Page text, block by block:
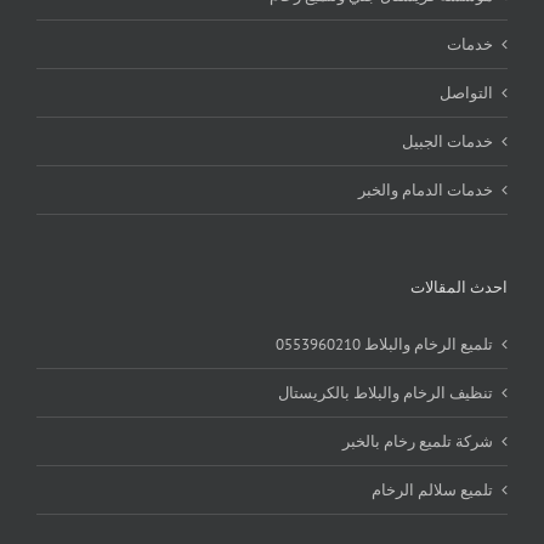
خدمات
التواصل
خدمات الجبيل
خدمات الدمام والخبر
احدث المقالات
تلميع الرخام والبلاط 0553960210
تنظيف الرخام والبلاط بالكريستال
شركة تلميع رخام بالخبر
تلميع سلالم الرخام